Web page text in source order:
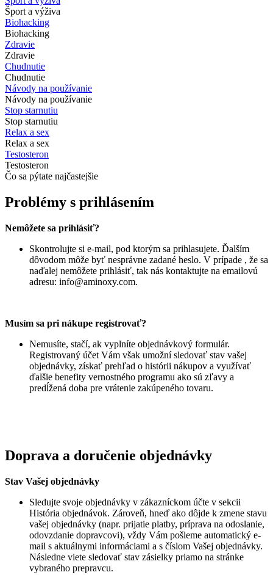
Šport a výživa
Biohacking
Biohacking
Zdravie
Zdravie
Chudnutie
Chudnutie
Návody na používanie
Návody na používanie
Stop starnutiu
Stop starnutiu
Relax a sex
Relax a sex
Testosteron
Testosteron
Čo sa pýtate najčastejšie
Problémy s prihlásením
Nemôžete sa prihlásiť?
Skontrolujte si e-mail, pod ktorým sa prihlasujete. Ďalším
dôvodom môže byť nesprávne zadané heslo. V prípade , že sa
naďalej nemôžete prihlásiť, tak nás kontaktujte na emailovú
adresu: info@aminoxy.com.
Musím sa pri nákupe registrovať?
Nemusíte, stačí, ak vyplníte objednávkový formulár.
Registrovaný účet Vám však umožní sledovať stav vašej
objednávky, získať prehľad o histórii nákupov a využívať
ďalšie benefity vernostného programu ako sú zľavy a
predĺžená doba pre vrátenie zakúpeného tovaru.
Doprava a doručenie objednávky
Stav Vašej objednávky
Sledujte svoje objednávky v zákazníckom účte v sekcii
História objednávok. Zároveň, hneď ako dôjde k zmene stavu
vašej objednávky (napr. prijatie platby, príprava na odoslanie,
odovzdanie dopravcovi), vždy Vám pošleme automatický e-
mail s aktuálnymi informáciami a s číslom Vašej objednávky.
Následne viete sledovať stav zásielky priamo na stránke
vybraného prepravcu.